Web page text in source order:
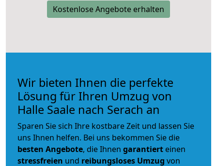
Kostenlose Angebote erhalten
Wir bieten Ihnen die perfekte
Lösung für Ihren Umzug von
Halle Saale nach Serach an
Sparen Sie sich Ihre kostbare Zeit und lassen Sie
uns Ihnen helfen. Bei uns bekommen Sie die
besten Angebote, die Ihnen garantiert einen
stressfreien und reibungsloses Umzug von